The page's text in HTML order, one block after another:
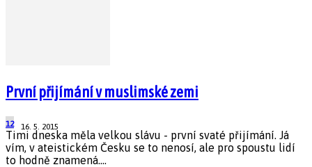
První přijímání v muslimské zemi
16. 5. 2015
12
Timi dneska měla velkou slávu - první svaté přijímání. Já
vím, v ateistickém Česku se to nenosí, ale pro spoustu lidí
to hodně znamená....